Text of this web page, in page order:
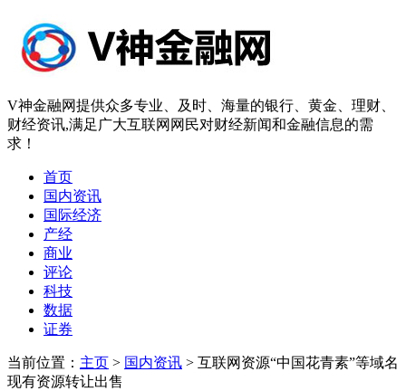
V神金融网提供众多专业、及时、海量的银行、黄金、理财、
财经资讯,满足广大互联网网民对财经新闻和金融信息的需
求！
首页
国内资讯
国际经济
产经
商业
评论
科技
数据
证券
当前位置： 主页 > 国内资讯 > 互联网资源“中国花青素”等域名
现有资源转让出售